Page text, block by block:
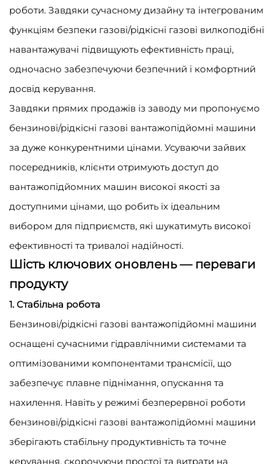
роботи. Завдяки сучасному дизайну та інтегрованим
функціям безпеки газові/рідкісні газові вилкоподібні
навантажувачі підвищують ефективність праці,
одночасно забезпечуючи безпечний і комфортний
досвід керування.
Завдяки прямих продажів із заводу ми пропонуємо
бензинові/рідкісні газові вантажопідйомні машини
за дуже конкурентними цінами. Усуваючи зайвих
посередників, клієнти отримують доступ до
вантажопідйомних машин високої якості за
доступними цінами, що робить їх ідеальним
вибором для підприємств, які шукатимуть високої
ефективності та тривалої надійності.
Шість ключових оновлень — переваги
продукту
1. Стабільна робота
Бензинові/рідкісні газові вантажопідйомні машини
оснащені сучасними гідравлічними системами та
оптимізованими компонентами трансмісії, що
забезпечує плавне піднімання, опускання та
нахилення. Навіть у режимі безперервної роботи
бензинові/рідкісні газові вантажопідйомні машини
зберігають стабільну продуктивність та точне
керування, скорочуючи простої та витрати на